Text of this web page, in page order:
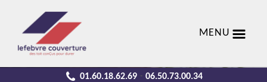
MENU
01.60.18.62.69 - 06.50.73.00.34